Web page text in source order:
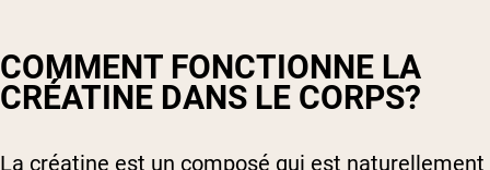
COMMENT FONCTIONNE LA
CRÉATINE DANS LE CORPS?
La créatine est un composé qui est naturellement